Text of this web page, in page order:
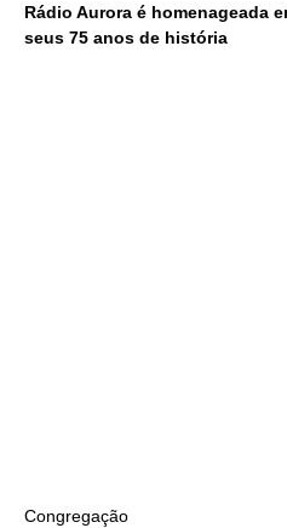
Rádio Aurora é homenageada
seus 75 anos de história
Congregação